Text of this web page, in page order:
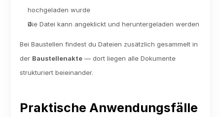
hochgeladen wurde
Die Datei kann angeklickt und heruntergeladen werden
Bei Baustellen findest du Dateien zusätzlich gesammelt in
der Baustellenakte — dort liegen alle Dokumente
strukturiert beieinander.
Praktische Anwendungsfälle